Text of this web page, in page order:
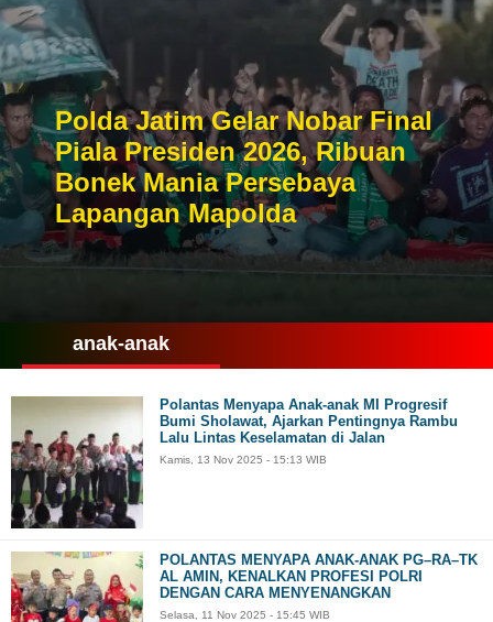
Polda Jatim Gelar Nobar Final
Piala Presiden 2026, Ribuan
Bonek Mania Persebaya
Lapangan Mapolda
anak-anak
Polantas Menyapa Anak-anak MI Progresif
Bumi Sholawat, Ajarkan Pentingnya Rambu
Lalu Lintas Keselamatan di Jalan
Kamis, 13 Nov 2025 - 15:13 WIB
POLANTAS MENYAPA ANAK-ANAK PG–RA–TK
AL AMIN, KENALKAN PROFESI POLRI
DENGAN CARA MENYENANGKAN
Selasa, 11 Nov 2025 - 15:45 WIB